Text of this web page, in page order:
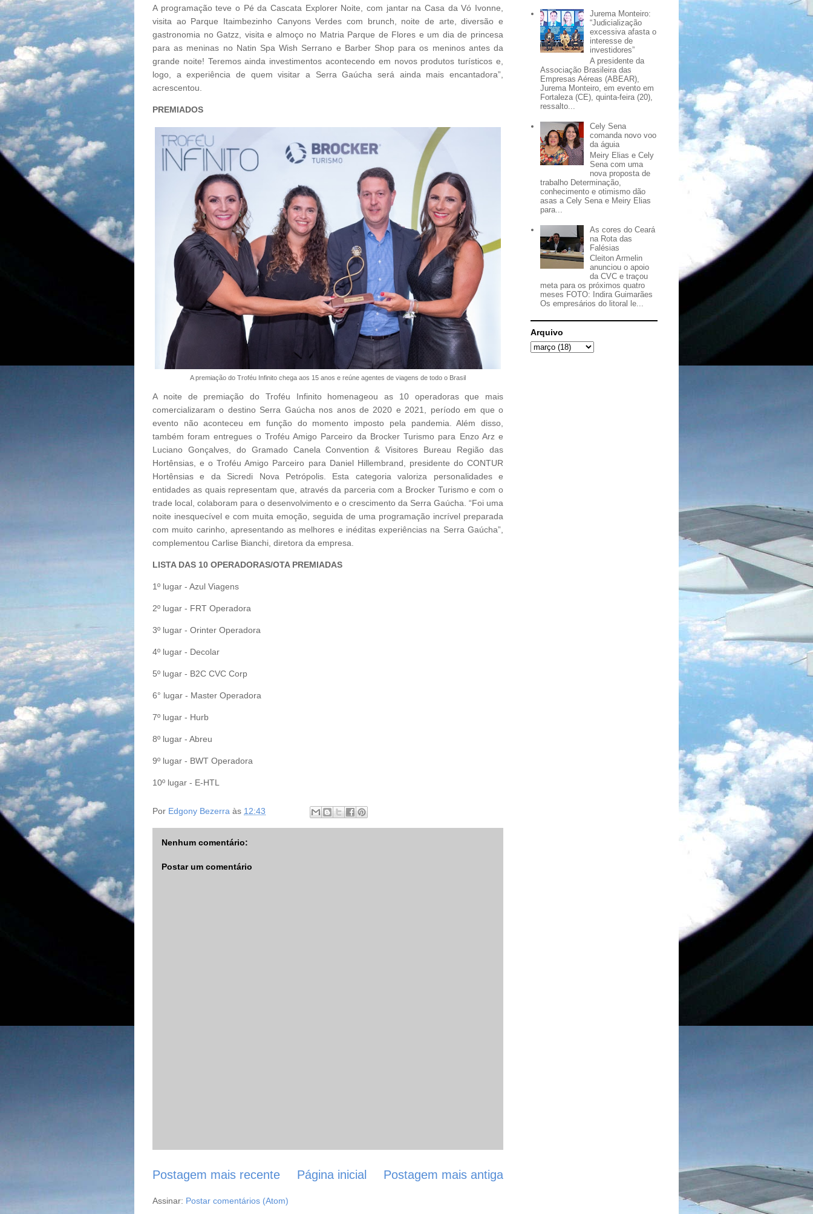
A programação teve o Pé da Cascata Explorer Noite, com jantar na Casa da Vó Ivonne,
visita ao Parque Itaimbezinho Canyons Verdes com brunch, noite de arte, diversão e
gastronomia no Gatzz, visita e almoço no Matria Parque de Flores e um dia de princesa
para as meninas no Natin Spa Wish Serrano e Barber Shop para os meninos antes da
grande noite! Teremos ainda investimentos acontecendo em novos produtos turísticos e,
logo, a experiência de quem visitar a Serra Gaúcha será ainda mais encantadora”,
acrescentou.
PREMIADOS
A premiação do Troféu Infinito chega aos 15 anos e reúne agentes de viagens de todo o Brasil
A noite de premiação do Troféu Infinito homenageou as 10 operadoras que mais
comercializaram o destino Serra Gaúcha nos anos de 2020 e 2021, período em que o
evento não aconteceu em função do momento imposto pela pandemia. Além disso,
também foram entregues o Troféu Amigo Parceiro da Brocker Turismo para Enzo Arz e
Luciano Gonçalves, do Gramado Canela Convention & Visitores Bureau Região das
Hortênsias, e o Troféu Amigo Parceiro para Daniel Hillembrand, presidente do CONTUR
Hortênsias e da Sicredi Nova Petrópolis. Esta categoria valoriza personalidades e
entidades as quais representam que, através da parceria com a Brocker Turismo e com o
trade local, colaboram para o desenvolvimento e o crescimento da Serra Gaúcha. “Foi uma
noite inesquecível e com muita emoção, seguida de uma programação incrível preparada
com muito carinho, apresentando as melhores e inéditas experiências na Serra Gaúcha”,
complementou Carlise Bianchi, diretora da empresa.
LISTA DAS 10 OPERADORAS/OTA PREMIADAS
1º lugar - Azul Viagens
2º lugar - FRT Operadora
3º lugar - Orinter Operadora
4º lugar - Decolar
5º lugar - B2C CVC Corp
6° lugar - Master Operadora
7º lugar - Hurb
8º lugar - Abreu
9º lugar - BWT Operadora
10º lugar - E-HTL
Por Edgony Bezerra às 12:43
Nenhum comentário:
Postar um comentário
Postagem mais recente Postagem mais antiga
Página inicial
Assinar: Postar comentários (Atom)
Jurema Monteiro:
“Judicialização
excessiva afasta o
interesse de
investidores”
A presidente da
Associação Brasileira das
Empresas Aéreas (ABEAR),
Jurema Monteiro, em evento em
Fortaleza (CE), quinta-feira (20),
ressalto...
Cely Sena
comanda novo voo
da águia
Meiry Elias e Cely
Sena com uma
nova proposta de
trabalho Determinação,
conhecimento e otimismo dão
asas a Cely Sena e Meiry Elias
para...
As cores do Ceará
na Rota das
Falésias
Cleiton Armelin
anunciou o apoio
da CVC e traçou
meta para os próximos quatro
meses FOTO: Indira Guimarães
Os empresários do litoral le...
Arquivo